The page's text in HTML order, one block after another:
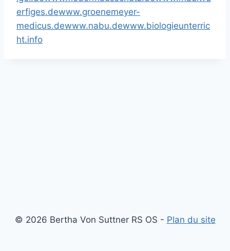
erfiges.dewww.groenemeyer-
medicus.dewww.nabu.dewww.biologieunterric
ht.info
© 2026 Bertha Von Suttner RS OS - Plan du site